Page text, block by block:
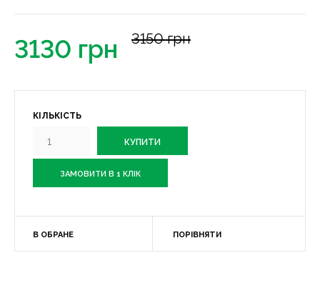
3130 грн 3150 грн
КІЛЬКІСТЬ
ЗАМОВИТИ В 1 КЛІК
В ОБРАНЕ ПОРІВНЯТИ